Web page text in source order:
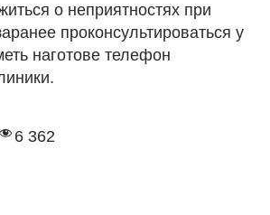
о неприятностях при
проконсультироваться у
наготове телефон
6 362